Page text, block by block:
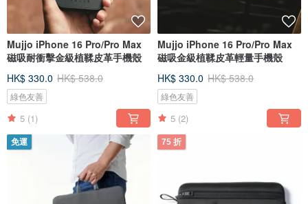
Mujjo iPhone 16 Pro/Pro Max
磁吸耐衝擊金級植鞣皮革手機殼
HK$ 330.0 HK$ 538.0
綠色友善
5 (1)
Mujjo iPhone 16 Pro/Pro Max
磁吸金級植鞣皮革輕量手機殼
HK$ 330.0 HK$ 538.0
綠色友善
5 (2)
免運 75 折